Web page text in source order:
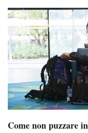
Come non puzzare